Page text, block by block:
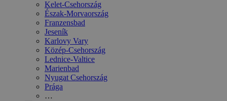
Kelet-Csehország
Észak-Morvaország
Franzensbad
Jeseník
Karlovy Vary
Közép-Csehország
Lednice-Valtice
Marienbad
Nyugat Csehország
Prága
…